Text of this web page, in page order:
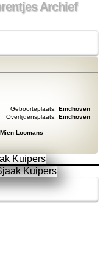
Archief
Geboorteplaats: Eindhoven
Overlijdensplaats: Eindhoven
Loomans